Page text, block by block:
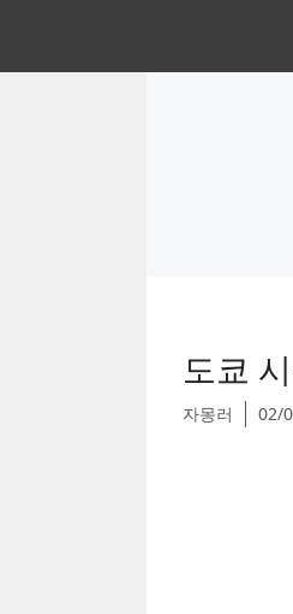
content
도쿄
자몽러 02/